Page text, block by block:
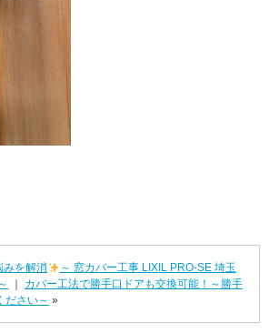
を解消
～ 窓カバー工事 LIXIL PRO-SE 埼玉
カバー工法で勝手口ドアも交換可能！～勝手
ださい～ »